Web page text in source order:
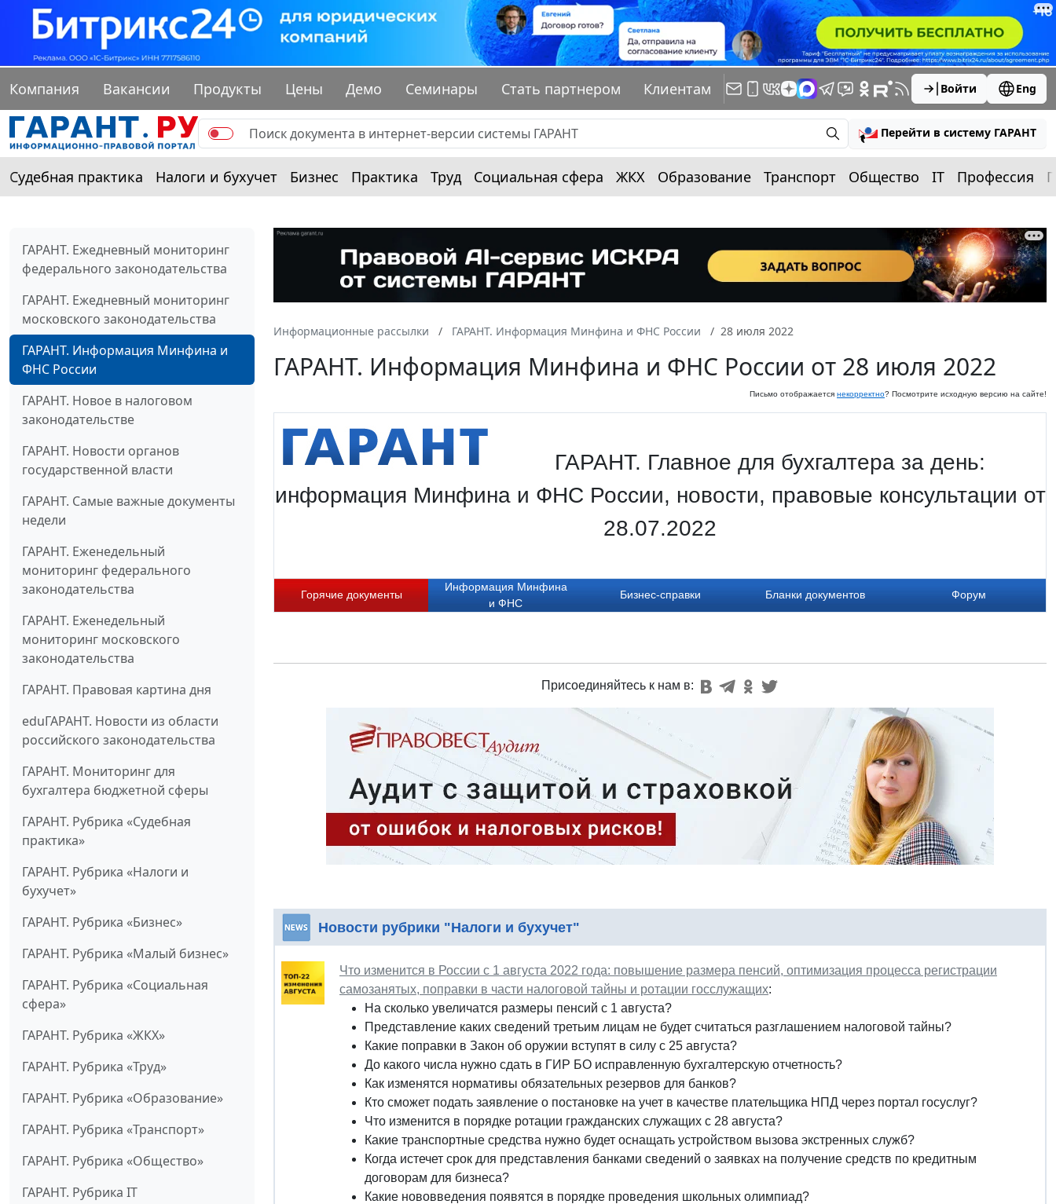
Компания Вакансии Продукты Цены Демо Семинары Стать партнером Клиентам Войти Eng
Перейти в систему ГАРАНТ
Судебная практика Налоги и бухучет Бизнес Практика Труд Социальная сфера ЖКХ Образование Транспорт Общество IT Профессия
ГАРАНТ. Ежедневный мониторинг
федерального законодательства
ГАРАНТ. Ежедневный мониторинг
московского законодательства
ГАРАНТ. Информация Минфина и
ФНС России
ГАРАНТ. Новое в налоговом
законодательстве
ГАРАНТ. Новости органов
государственной власти
ГАРАНТ. Самые важные документы
недели
ГАРАНТ. Еженедельный
мониторинг федерального
законодательства
ГАРАНТ. Еженедельный
мониторинг московского
законодательства
ГАРАНТ. Правовая картина дня
eduГАРАНТ. Новости из области
российского законодательства
ГАРАНТ. Мониторинг для
бухгалтера бюджетной сферы
ГАРАНТ. Рубрика «Судебная
практика»
ГАРАНТ. Рубрика «Налоги и
бухучет»
ГАРАНТ. Рубрика «Бизнес»
ГАРАНТ. Рубрика «Малый бизнес»
ГАРАНТ. Рубрика «Социальная
сфера»
ГАРАНТ. Рубрика «ЖКХ»
ГАРАНТ. Рубрика «Труд»
ГАРАНТ. Рубрика «Образование»
ГАРАНТ. Рубрика «Транспорт»
ГАРАНТ. Рубрика «Общество»
ГАРАНТ. Рубрика IT
Информационные рассылки ГАРАНТ. Информация Минфина и ФНС России 28 июля 2022
ГАРАНТ. Информация Минфина и ФНС России от 28 июля 2022
Письмо отображается некорректно? Посмотрите исходную версию на сайте!
ГАРАНТ. Главное для бухгалтера за день:
информация Минфина и ФНС России, новости, правовые консультации от
28.07.2022
Горячие документы
Информация Минфина
и ФНС
Бизнес-справки Бланки документов Форум
Присоединяйтесь к нам в:
Новости рубрики "Налоги и бухучет"
Что изменится в России с 1 августа 2022 года: повышение размера пенсий, оптимизация процесса регистрации
самозанятых, поправки в части налоговой тайны и ротации госслужащих:
На сколько увеличатся размеры пенсий с 1 августа?
Представление каких сведений третьим лицам не будет считаться разглашением налоговой тайны?
Какие поправки в Закон об оружии вступят в силу с 25 августа?
До какого числа нужно сдать в ГИР БО исправленную бухгалтерскую отчетность?
Как изменятся нормативы обязательных резервов для банков?
Кто сможет подать заявление о постановке на учет в качестве плательщика НПД через портал госуслуг?
Что изменится в порядке ротации гражданских служащих с 28 августа?
Какие транспортные средства нужно будет оснащать устройством вызова экстренных служб?
Когда истечет срок для представления банками сведений о заявках на получение средств по кредитным
договорам для бизнеса?
Какие нововведения появятся в порядке проведения школьных олимпиад?